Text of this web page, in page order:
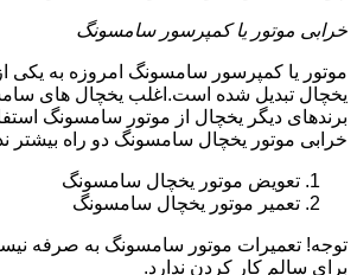
خرابی موتور یا کمپرسور سامسونگ
موتور یا کمپرسور سامسونگ امروزه به یکی
یخچال تبدیل شده است.اغلب یخچال های
برندهای دیگر یخچال از موتور سامسونگ
خرابی موتور یخچال سامسونگ دو راه بیشتر
تعویض موتور یخچال سامسونگ
تعمیر موتور یخچال سامسونگ
توجه! تعمیرات موتور سامسونگ به صرفه
برای سالم کار کردن ندارد.